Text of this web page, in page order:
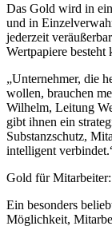
Das Gold wird in
und in
jederzeit
Wertpapiere
„Unternehmer, die
wollen, brauchen
Wilhelm, Leitung
gibt ihnen ein
Substanzschutz,
intelligent
Gold für
Ein besonders
Möglichkeit,